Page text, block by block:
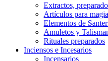
Extractos,
Artículos para
Elementos de
Amuletos y
Rituales preparados
Inciensos e Incesarios
Incensarios